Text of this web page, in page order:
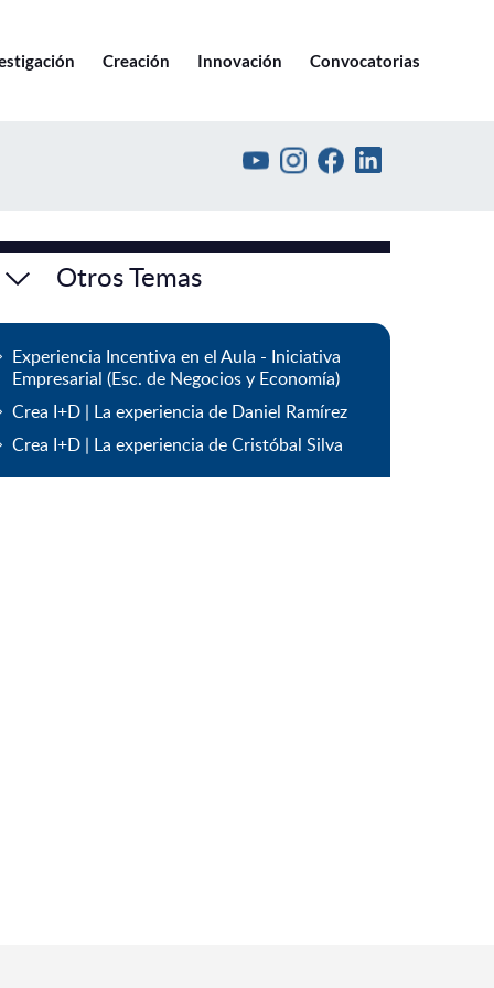
Creación Innovación Convocatorias
Otros Temas
Experiencia Incentiva en el Aula - Iniciativa
Empresarial (Esc. de Negocios y Economía)
Crea I+D | La experiencia de Daniel Ramírez
Crea I+D | La experiencia de Cristóbal Silva